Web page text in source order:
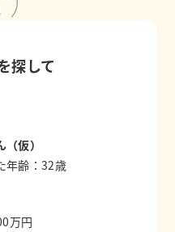
探して
仮）
年齢：32歳
万円